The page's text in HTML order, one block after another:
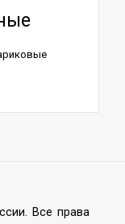
Все права